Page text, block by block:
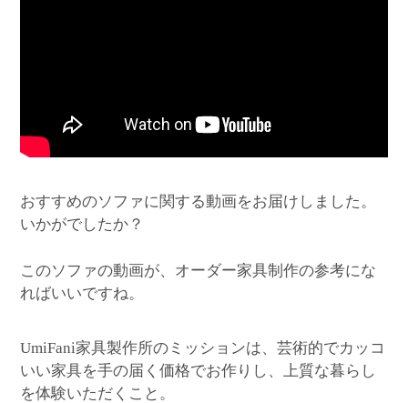
おすすめのソファに関する動画をお届けしました。
いかがでしたか？
このソファの動画が、オーダー家具制作の参考にな
ればいいですね。
UmiFani家具製作所のミッションは、芸術的でカッコ
いい家具を手の届く価格でお作りし、上質な暮らし
を体験いただくこと。